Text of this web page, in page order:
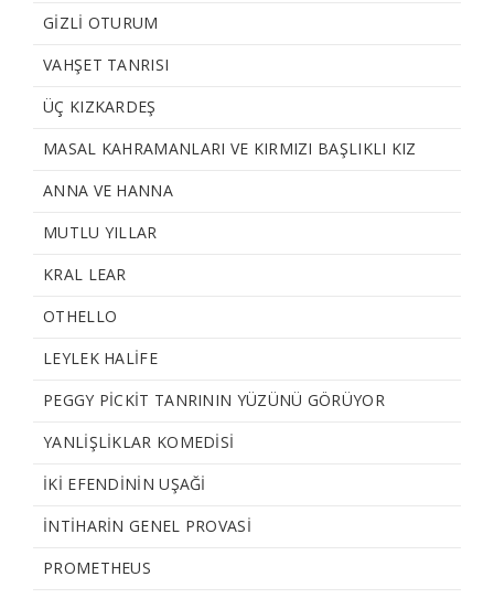
GİZLİ OTURUM
VAHŞET TANRISI
ÜÇ KIZKARDEŞ
MASAL KAHRAMANLARI VE KIRMIZI BAŞLIKLI KIZ
ANNA VE HANNA
MUTLU YILLAR
KRAL LEAR
OTHELLO
LEYLEK HALİFE
PEGGY PİCKİT TANRININ YÜZÜNÜ GÖRÜYOR
YANLIŞLIKLAR KOMEDİSİ
İKI EFENDININ UŞAĞI
İNTİHARIN GENEL PROVASI
PROMETHEUS